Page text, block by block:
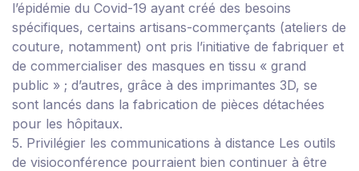
l’épidémie du Covid-19 ayant créé des besoins
spécifiques, certains artisans-commerçants (ateliers de
couture, notamment) ont pris l’initiative de fabriquer et
de commercialiser des masques en tissu « grand
public » ; d’autres, grâce à des imprimantes 3D, se
sont lancés dans la fabrication de pièces détachées
pour les hôpitaux.
5. Privilégier les communications à distance Les outils
de visioconférence pourraient bien continuer à être